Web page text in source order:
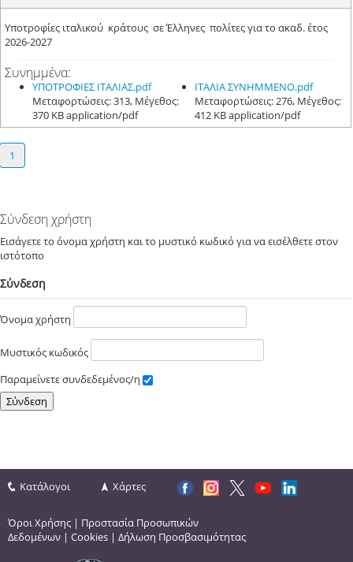
Υποτροφίες ιταλικού κράτους σε Έλληνες πολίτες για το ακαδ. έτος
2026-2027
Συνημμένα:
ΥΠΟΤΡΟΦΙΕΣ ΙΤΑΛΙΑΣ.pdf
Μεταφορτώσεις: 313, Μέγεθος:
370 KB application/pdf
ΙΤΑΛΙΑ ΣΥΝΗΜΜΕΝΟ.pdf
Μεταφορτώσεις: 276, Μέγεθος:
412 KB application/pdf
1
Σύνδεση χρήστη
Εισάγετε το όνομα χρήστη και το μυστικό κωδικό για να εισέλθετε στον
ιστότοπο
Σύνδεση
Όνομα χρήστη
Μυστικός κωδικός
Παραμείνετε συνδεδεμένος/η
Κατάλογοι Χάρτες
Όροι Χρήσης | Προστασία Προσωπικών
Δεδομένων | Cookies | Δήλωση Προσβασιμότητας